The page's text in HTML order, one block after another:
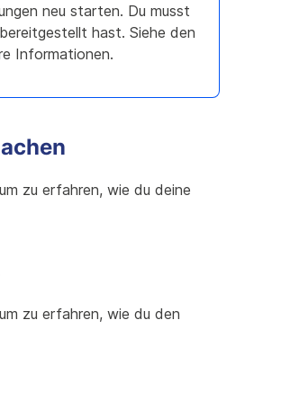
neu starten. Du musst
hast. Siehe den
Informationen.
zu erfahren, wie du deine
zu erfahren, wie du den